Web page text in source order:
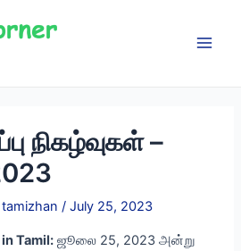
நிகழ்வுகள் –
tamizhan/July 25, 2023
Tamil: ஜூலை 25, 2023 அன்று